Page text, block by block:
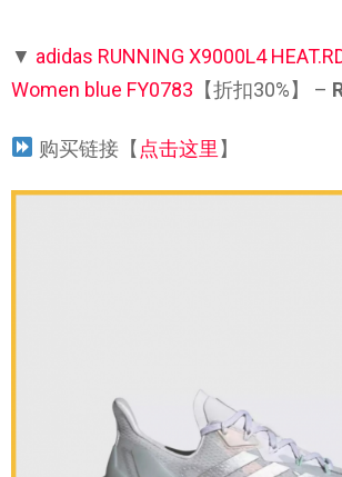
▼ adidas RUNNING X9000L4
Women blue FY0783 【折扣30%】 –
购买链接【 点击这里 】